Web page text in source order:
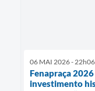
06 MAI 2026 - 22h06
Fenapraça
investimento